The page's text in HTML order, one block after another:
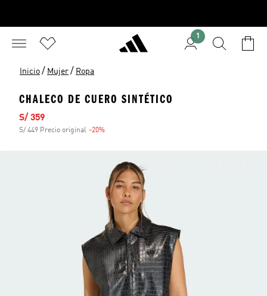
1
Inicio / Mujer / Ropa
CHALECO DE CUERO SINTÉTICO
Precio de venta
S/ 359
S/ 449 Precio original -20%